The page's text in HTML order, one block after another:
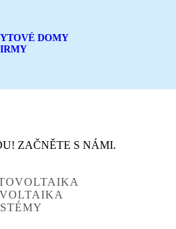
DOMY
ZAČNĚTE S NÁMI.